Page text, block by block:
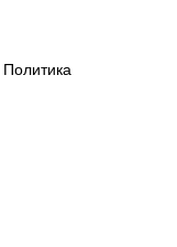
Политика